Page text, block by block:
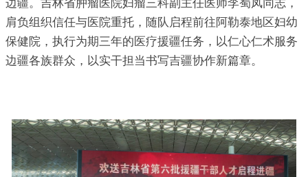
边疆。吉林省肿瘤医院妇瘤三科副主任医师李蜀凤同志，
肩负组织信任与医院重托，随队启程前往阿勒泰地区妇幼
保健院，执行为期三年的医疗援疆任务，以仁心仁术服务
边疆各族群众，以实干担当书写吉疆协作新篇章。